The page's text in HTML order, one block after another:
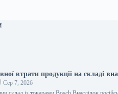
втрати продукції на складі
Сер 7, 2026